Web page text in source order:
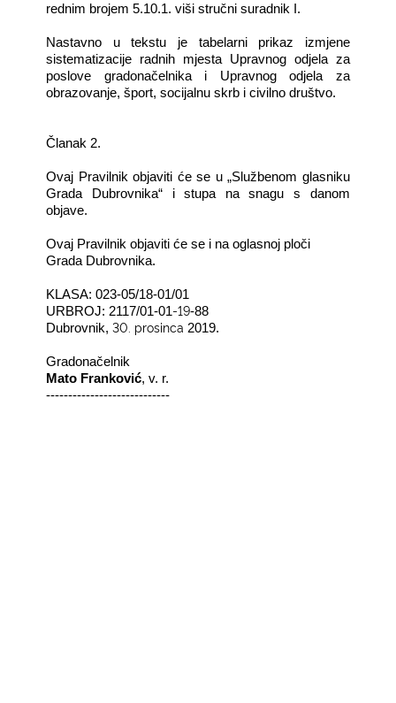
rednim brojem 5.10.1. viši stručni suradnik I.
Nastavno u tekstu je tabelarni prikaz izmjene
sistematizacije radnih mjesta Upravnog odjela za
poslove gradonačelnika i Upravnog odjela za
obrazovanje, šport, socijalnu skrb i civilno društvo.
Članak 2.
Ovaj Pravilnik objaviti će se u „Službenom glasniku
Grada Dubrovnika“ i stupa na snagu s danom
objave.
Ovaj Pravilnik objaviti će se i na oglasnoj ploči
Grada Dubrovnika.
KLASA: 023-05/18-01/01
URBROJ: 2117/01-01-19-88
Dubrovnik,30. prosinca 2019.
Gradonačelnik
Mato Franković, v. r.
----------------------------